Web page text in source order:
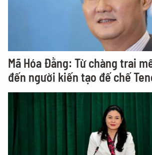
Mã Hóa Đằng: Từ chàng trai
đến người kiến tạo đế chế